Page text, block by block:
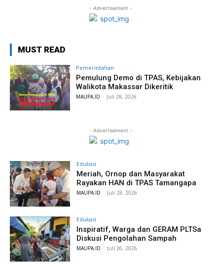
- Advertisement -
MUST READ
Pemerintahan
Pemulung Demo di TPAS, Kebijakan
Walikota Makassar Dikeritik
MAUPA.ID - Juli 28, 2026
- Advertisement -
Edukasi
Meriah, Ornop dan Masyarakat
Rayakan HAN di TPAS Tamangapa
MAUPA.ID - Juli 28, 2026
Edukasi
Inspiratif, Warga dan GERAM PLTSa
Diskusi Pengolahan Sampah
MAUPA.ID - Juli 26, 2026